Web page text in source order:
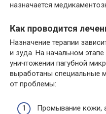
назначается
Как проводится
Назначение терапии
и зуда. На начальном
уничтожении пагубной
выработаны специальные
от проблемы:
Промывание кожи,